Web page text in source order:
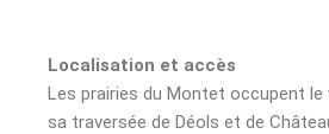
Localisation et accès
Les prairies du Montet occupent le
sa traversée de Déols et de